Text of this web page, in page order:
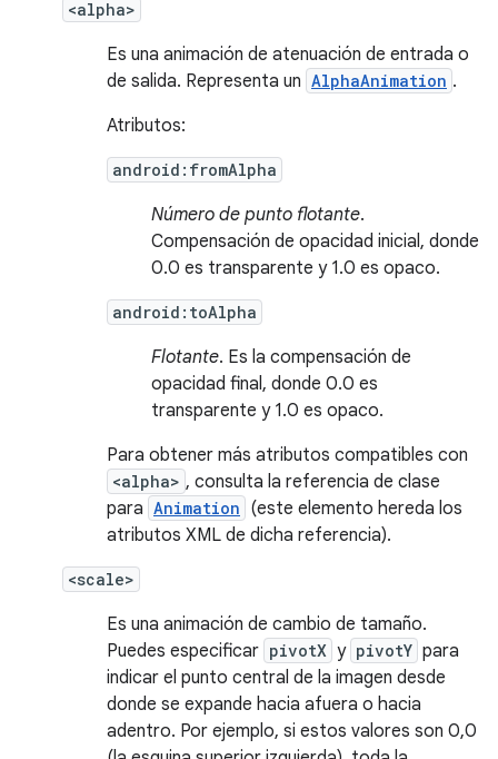
<alpha>
Es una animación de atenuación de entrada o
de salida. Representa un AlphaAnimation .
Atributos:
android:fromAlpha
Número de punto flotante.
Compensación de opacidad inicial, donde
0.0 es transparente y 1.0 es opaco.
android:toAlpha
Flotante. Es la compensación de
opacidad final, donde 0.0 es
transparente y 1.0 es opaco.
Para obtener más atributos compatibles con
<alpha> , consulta la referencia de clase
para Animation (este elemento hereda los
atributos XML de dicha referencia).
<scale>
Es una animación de cambio de tamaño.
Puedes especificar pivotX y pivotY para
indicar el punto central de la imagen desde
donde se expande hacia afuera o hacia
adentro. Por ejemplo, si estos valores son 0,0